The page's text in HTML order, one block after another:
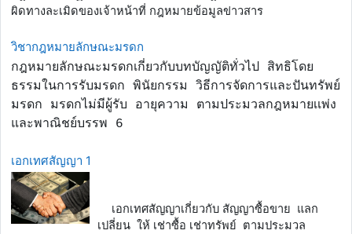
ผิดทางละเมิดของเจ้าหน้าที่ กฎหมายข้อมูลข่าวสาร
วิชากฎหมายลักษณะมรดก
กฎหมายลักษณะมรดกเกี่ยวกับบทบัญญัติทั่วไป สิทธิโดย
ธรรมในการรับมรดก พินัยกรรม วิธีการจัดการและปันทรัพย์
มรดก มรดกไม่มีผู้รับ อายุความ ตามประมวลกฎหมายเเพ่ง
และพาณิชย์บรรพ 6
เอกเทศสัญญา 1
เอกเทศสัญญาเกี่ยวกับ สัญญาซื้อขาย แลก
เปลี่ยน ให้ เช่าซื้อ เช่าทรัพย์ ตามประมวล